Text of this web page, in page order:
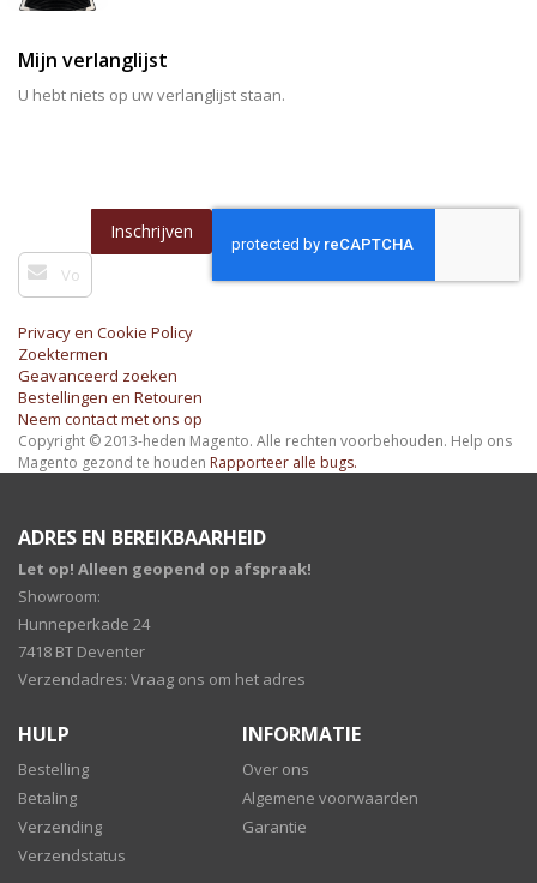
Mijn verlanglijst
U hebt niets op uw verlanglijst staan.
Abonneer
op
onze
nieuwsbrief
Inschrijven
Privacy en Cookie Policy
Zoektermen
Geavanceerd zoeken
Bestellingen en Retouren
Neem contact met ons op
Copyright © 2013-heden Magento. Alle rechten voorbehouden. Help ons
Magento gezond te houden Rapporteer alle bugs.
ADRES EN BEREIKBAARHEID
Let op! Alleen geopend op afspraak!
Showroom:
Hunneperkade 24
7418 BT Deventer
Verzendadres: Vraag ons om het adres
HULP
Bestelling
Betaling
Verzending
Verzendstatus
INFORMATIE
Over ons
Algemene voorwaarden
Garantie